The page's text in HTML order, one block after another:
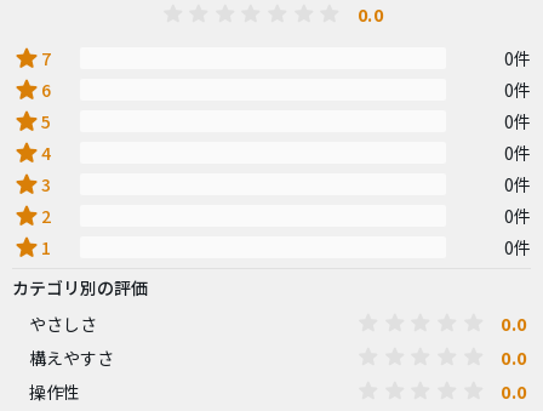
0.0
star 7 0件
star 6 0件
star5 0件
star4 0件
star3 0件
star 2 0件
star 1
0件
カテゴリ別の評価
やさしさ
0.0
構えやすさ 0.0
操作性 0.0